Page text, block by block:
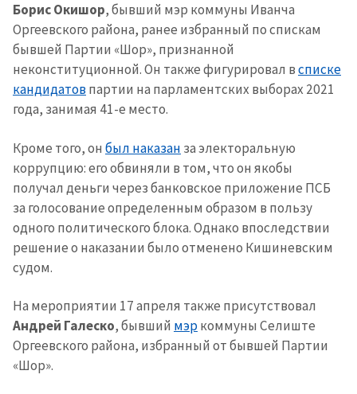
Борис Окишор, бывший мэр коммуны Иванча
Оргеевского района, ранее избранный по спискам
бывшей Партии «Шор», признанной
неконституционной. Он также фигурировал всписке
кандидатов партии на парламентских выборах 2021
года, занимая 41-е место.
Кроме того, он был наказан за электоральную
коррупцию: его обвиняли в том, что он якобы
получал деньги через банковское приложение ПСБ
за голосование определенным образом в пользу
одного политического блока. Однако впоследствии
решение о наказании было отменено Кишиневским
судом.
На мероприятии 17 апреля также присутствовал
Андрей Галеско, бывший мэркоммуны Селиште
Оргеевского района, избранный от бывшей Партии
«Шор».